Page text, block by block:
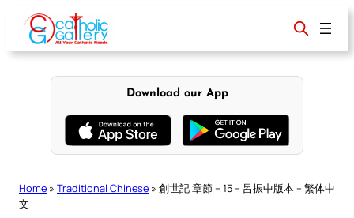
content
Download our App
Home » Traditional Chinese » 創世記 章節 – 15 – 呂振中版本 – 繁体中
文